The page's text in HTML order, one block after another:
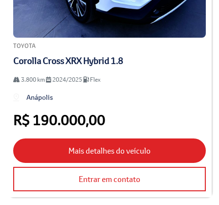
TOYOTA
Corolla Cross XRX Hybrid 1.8
3.800 km 2024/2025 Flex
Anápolis
R$ 190.000,00
Mais detalhes do veículo
Entrar em contato